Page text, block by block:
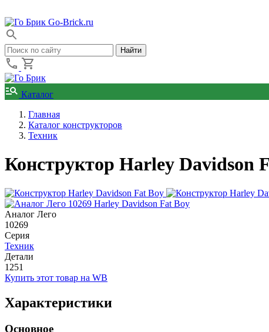
Go-Brick.ru
Каталог
Главная
Каталог конструкторов
Техник
Конструктор Harley Davidson
Аналог Лего
10269
Серия
Техник
Детали
1251
Купить этот товар на WB
Характеристики
Основное